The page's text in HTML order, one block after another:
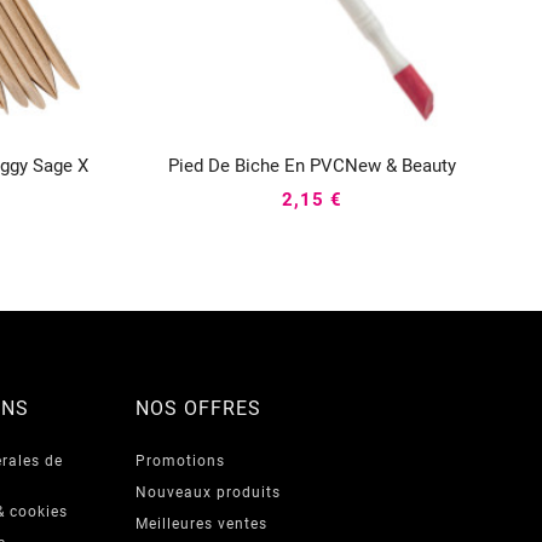
Sage X Pied De Biche En PVCNew & Beauty
2,15 €
de
cookies
NOS OFFRES
Promotions
Nouveaux produits
Meilleures ventes